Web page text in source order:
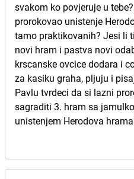
svakom ko povjeruje u
prorokovao unistenje
tamo praktikovanih? Jesi li
novi hram i pastva novi
krscanske ovcice dodara i
za kasiku graha, pljuju i
Pavlu tvrdeci da si lazni
sagraditi 3. hram sa
unistenjem Herodova